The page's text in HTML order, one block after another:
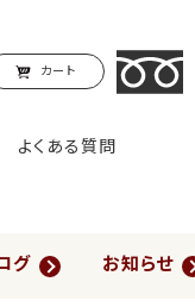
カート
よくある質問
グ お知らせ